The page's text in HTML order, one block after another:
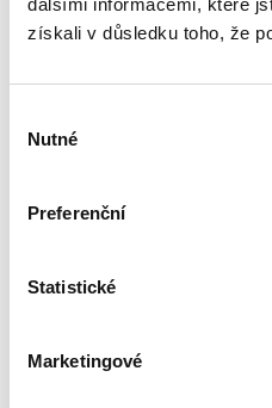
dalšími informacemi, které
získali v důsledku toho, že
souhlasu
Nutné
Preferenční
Statistické
Marketingové